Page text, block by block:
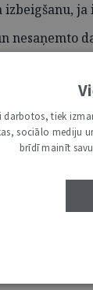
izbeigšanu,
nesaņemto
attiecināmi
tiek
sociālo mediju
brīdī mainīt